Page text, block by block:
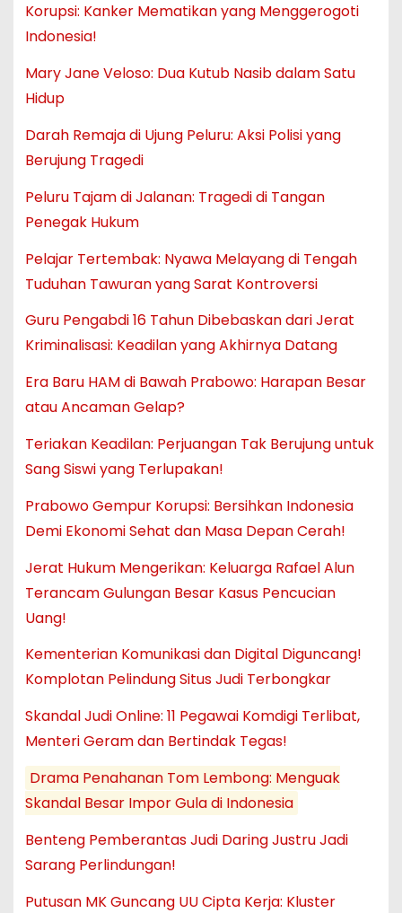
Korupsi: Kanker Mematikan yang Menggerogoti
Indonesia!
Mary Jane Veloso: Dua Kutub Nasib dalam Satu
Hidup
Darah Remaja di Ujung Peluru: Aksi Polisi yang
Berujung Tragedi
Peluru Tajam di Jalanan: Tragedi di Tangan
Penegak Hukum
Pelajar Tertembak: Nyawa Melayang di Tengah
Tuduhan Tawuran yang Sarat Kontroversi
Guru Pengabdi 16 Tahun Dibebaskan dari Jerat
Kriminalisasi: Keadilan yang Akhirnya Datang
Era Baru HAM di Bawah Prabowo: Harapan Besar
atau Ancaman Gelap?
Teriakan Keadilan: Perjuangan Tak Berujung untuk
Sang Siswi yang Terlupakan!
Prabowo Gempur Korupsi: Bersihkan Indonesia
Demi Ekonomi Sehat dan Masa Depan Cerah!
Jerat Hukum Mengerikan: Keluarga Rafael Alun
Terancam Gulungan Besar Kasus Pencucian
Uang!
Kementerian Komunikasi dan Digital Diguncang!
Komplotan Pelindung Situs Judi Terbongkar
Skandal Judi Online: 11 Pegawai Komdigi Terlibat,
Menteri Geram dan Bertindak Tegas!
Drama Penahanan Tom Lembong: Menguak
Skandal Besar Impor Gula di Indonesia
Benteng Pemberantas Judi Daring Justru Jadi
Sarang Perlindungan!
Putusan MK Guncang UU Cipta Kerja: Kluster